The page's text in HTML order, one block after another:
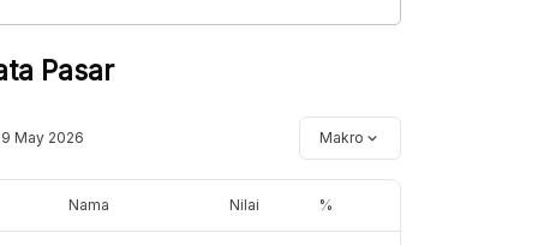
Pasar
May 2026 Makro
Nama Nilai %